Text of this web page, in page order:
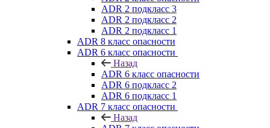
ADR 2 подкласс 3
ADR 2 подкласс 2
ADR 2 подкласс 1
ADR 8 класс опасности
ADR 6 класс опасности
Назад
ADR 6 класс опасности
ADR 6 подкласс 2
ADR 6 подкласс 1
ADR 7 класс опасности
Назад